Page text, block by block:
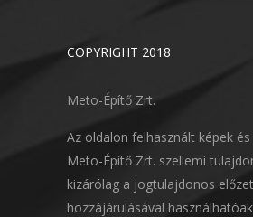
COPYRIGHT 2018
Meto-Építő Zrt.
Az oldalon felhasznált képek
Meto-Építő Zrt. szellemi
kizárólag a jogtulajdonos
hozzájárulásával